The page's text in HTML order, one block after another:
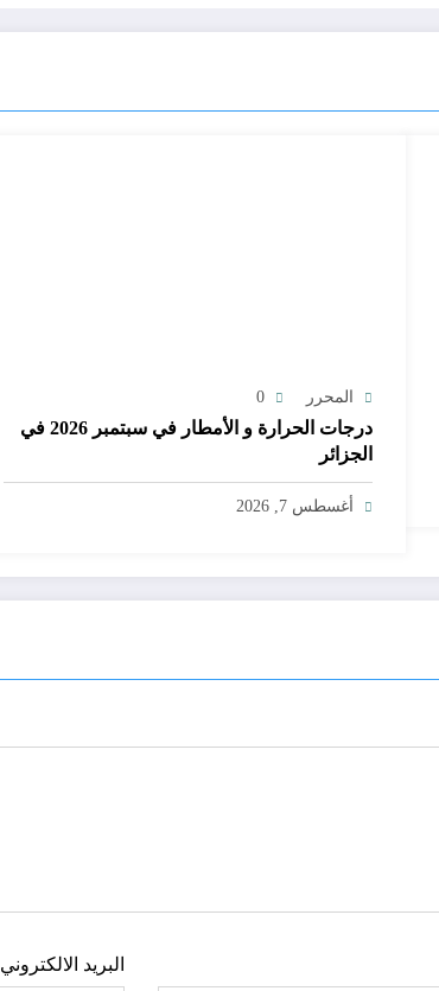
المحرر 0
درجات الحرارة و الأمطار في سبتمبر 2026 في
الجزائر
أغسطس 7, 2026
البريد الالكتروني